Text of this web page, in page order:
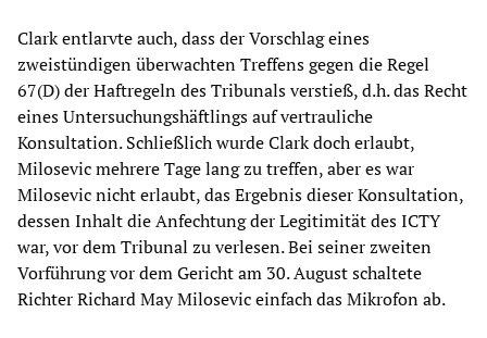
Clark entlarvte auch, dass der Vorschlag eines
zweistündigen überwachten Treffens gegen die Regel
67(D) der Haftregeln des Tribunals verstieß, d.h. das Recht
eines Untersuchungshäftlings auf vertrauliche
Konsultation. Schließlich wurde Clark doch erlaubt,
Milosevic mehrere Tage lang zu treffen, aber es war
Milosevic nicht erlaubt, das Ergebnis dieser Konsultation,
dessen Inhalt die Anfechtung der Legitimität des ICTY
war, vor dem Tribunal zu verlesen. Bei seiner zweiten
Vorführung vor dem Gericht am 30. August schaltete
Richter Richard May Milosevic einfach das Mikrofon ab.